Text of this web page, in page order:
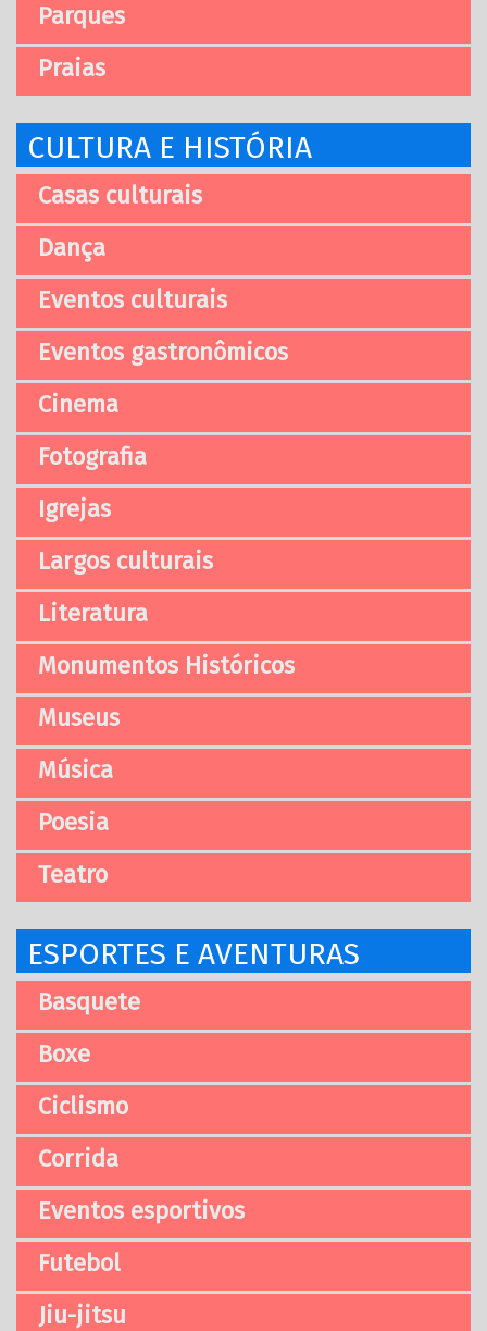
Parques
Praias
CULTURA E HISTÓRIA
Casas culturais
Dança
Eventos culturais
Eventos gastronômicos
Cinema
Fotografia
Igrejas
Largos culturais
Literatura
Monumentos Históricos
Museus
Música
Poesia
Teatro
ESPORTES E AVENTURAS
Basquete
Boxe
Ciclismo
Corrida
Eventos esportivos
Futebol
Jiu-jitsu